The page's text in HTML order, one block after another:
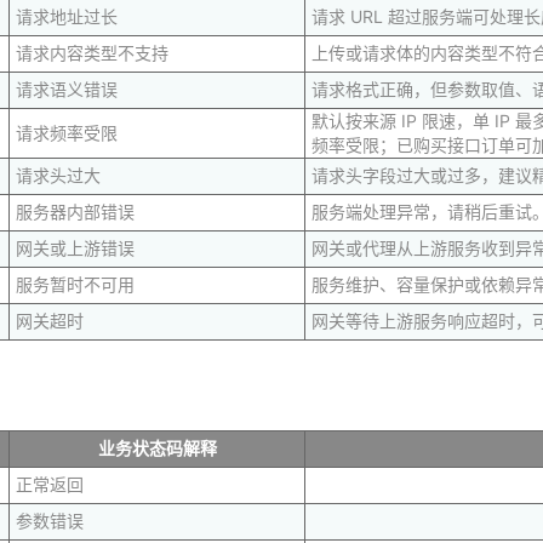
请求地址过长
请求 URL 超过服务端可处理
请求内容类型不支持
上传或请求体的内容类型不符
请求语义错误
请求格式正确，但参数取值、
请求频率受限
默认按来源 IP 限速，单 IP 最
频率受限；已购买接口订单可
请求头过大
请求头字段过大或过多，建议
服务器内部错误
服务端处理异常，请稍后重试
网关或上游错误
网关或代理从上游服务收到异
服务暂时不可用
服务维护、容量保护或依赖异
网关超时
网关等待上游服务响应超时，
业务状态码解释
正常返回
参数错误